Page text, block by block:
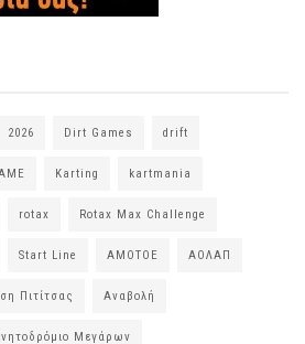
2026 Dirt Games drift
Karting kartmania
rotax Rotax Max Challenge
Start Line ΑΜΟΤΟΕ ΑΟΛΑΠ
Πιτίτσας Αναβολή
Μεγάρων